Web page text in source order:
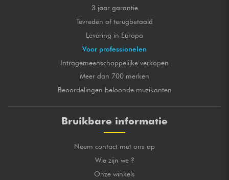
3 jaar garantie
Tevreden of terugbetaald
Levering in Europa
Voor professionelen
Intragemeenschappelijke verkopen
Meer dan 700 merken
Beoordelingen beloonde muzikanten
Bruikbare informatie
Neem contact met ons op
Wie zijn we ?
Onze winkels